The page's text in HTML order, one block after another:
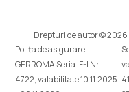
Drepturi de autor © 2026
Polița de asigurare
GERROMA Seria IF-I Nr.
4722, valabilitate 10.11.2025